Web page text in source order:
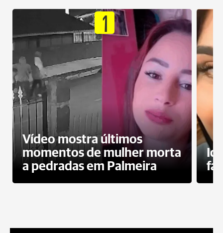
1
Vídeo mostra últimos
momentos de mulher morta
a pedradas em Palmeira